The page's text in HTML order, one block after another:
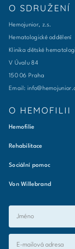
O SDRUŽENÍ
Hemojunior, z.s.
Hematologické oddělení
Klinika dětské
V Úvalu 84
150 06 Praha
Email:
O HEMOFILII
Hemofilie
Rehabilitace
Sociální pomoc
Von Willebrand